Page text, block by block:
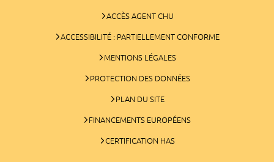
ACCÈS AGENT CHU
ACCESSIBILITÉ : PARTIELLEMENT CONFORME
MENTIONS LÉGALES
PROTECTION DES DONNÉES
PLAN DU SITE
FINANCEMENTS EUROPÉENS
CERTIFICATION HAS